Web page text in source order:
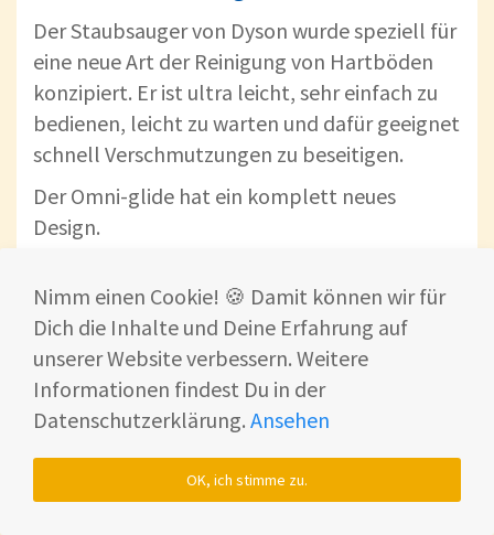
Der Staubsauger von Dyson wurde speziell für
eine neue Art der Reinigung von Hartböden
konzipiert. Er ist ultra leicht, sehr einfach zu
bedienen, leicht zu warten und dafür geeignet
schnell Verschmutzungen zu beseitigen.
Der Omni-glide hat ein komplett neues
Design.
Nimm einen Cookie! 🍪 Damit können wir für
Dich die Inhalte und Deine Erfahrung auf
unserer Website verbessern. Weitere
Informationen findest Du in der
Datenschutzerklärung. Ansehen
OK, ich stimme zu.